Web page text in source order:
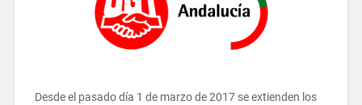
Desde el pasado día 1 de marzo de 2017 se extienden los